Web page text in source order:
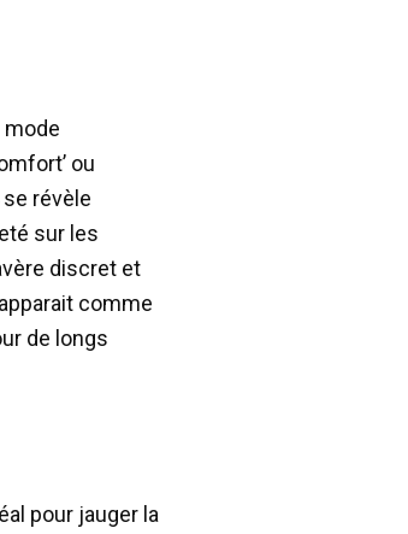
mode
ou
révèle
sur les
discret et
comme
de longs
pour jauger la